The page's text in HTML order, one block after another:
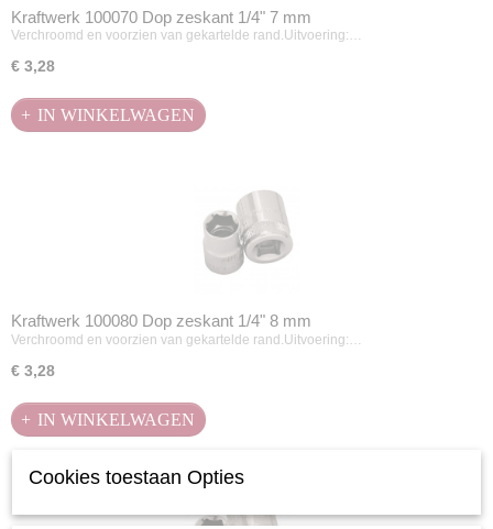
Kraftwerk 100070 Dop zeskant 1/4" 7 mm
Verchroomd en voorzien van gekartelde rand.Uitvoering:…
€ 3,28
IN WINKELWAGEN
Kraftwerk 100080 Dop zeskant 1/4" 8 mm
Verchroomd en voorzien van gekartelde rand.Uitvoering:…
€ 3,28
IN WINKELWAGEN
Cookies toestaan Opties